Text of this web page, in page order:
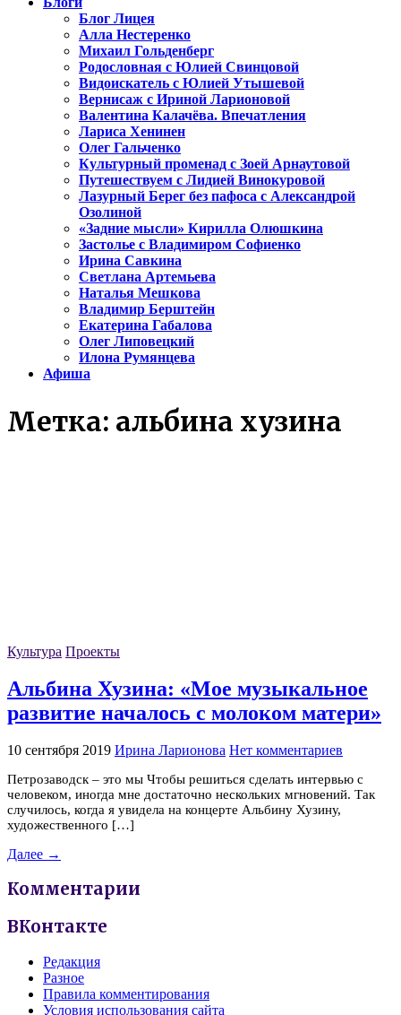
Блог Лицея
Алла Нестеренко
Михаил Гольденберг
Родословная с Юлией Свинцовой
Видоискатель с Юлией Утышевой
Вернисаж с Ириной Ларионовой
Валентина Калачёва. Впечатления
Лариса Хенинен
Олег Гальченко
Культурный променад с Зоей Арнаутовой
Путешествуем с Лидией Винокуровой
Лазурный Берег без пафоса с Александрой
Озолиной
«Задние мысли» Кирилла Олюшкина
Застолье с Владимиром Софиенко
Ирина Савкина
Светлана Артемьева
Наталья Мешкова
Владимир Берштейн
Екатерина Габалова
Олег Липовецкий
Илона Румянцева
Афиша
Метка: альбина хузина
Культура Проекты
Альбина Хузина: «Мое музыкальное
развитие началось с молоком матери»
10 сентября 2019 Ирина Ларионова Нет комментариев
Петрозаводск – это мы Чтобы решиться сделать интервью с
человеком, иногда мне достаточно нескольких мгновений. Так
случилось, когда я увидела на концерте Альбину Хузину,
художественного […]
Далее →
Комментарии
ВКонтакте
Редакция
Разное
Правила комментирования
Условия использования сайта